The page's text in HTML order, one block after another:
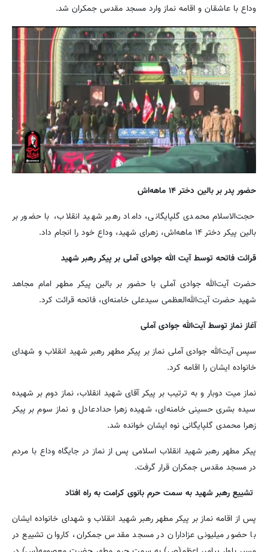
وداع با عاشقان و اقامه نماز وارد مسجد مقدس جمکران شد.
حضور پدر بر بالین دختر ۱۴ ماهه‌اش
حجت‌الاسلام محمدی گلپایگانی، داماد رهبر شهید انقلاب، با حضور بر
بالین پیکر دختر ۱۴ ماهه‌اش، زهرای شهید، وداع خود را انجام داد.
قرائت فاتحه توسط آیت الله جوادی آملی بر پیکر رهبر شهید
حضرت آیت‌الله جوادی آملی با حضور بر بالین پیکر مطهر امام مجاهد
شهید حضرت آیت‌الله‌العظمی سیدعلی خامنه‌ای، فاتحه قرائت کرد.
آغاز نماز توسط آیت‌الله جوادی آملی
سپس آیت‌الله جوادی آملی نماز بر پیکر مطهر رهبر شهید انقلاب و شهدای
خانواده ایشان را اقامه کرد.
نماز میت دوبار و به ترتیب بر پیکر آقای شهید انقلاب، نماز دوم بر شهیده
سیده بشری حسینی خامنه‌ای، شهیده زهرا حدادعادل و نماز سوم بر پیکر
زهرا محمدی گلپایگانی نوه ایشان خوانده شد.
پیکر مطهر رهبر شهید انقلاب اسلامی پس از نماز در جایگاه وداع با مردم
در مسجد مقدس جمکران قرار گرفت.
تشییع رهبر شهید به سمت حرم بانوی کرامت به راه افتاد
پس از اقامه نماز بر پیکر مطهر رهبر شهید انقلاب و شهدای خانواده ایشان
با حضور میلیونی عزاداران در مسجد مقدس جمکران، کاروان تشییع در